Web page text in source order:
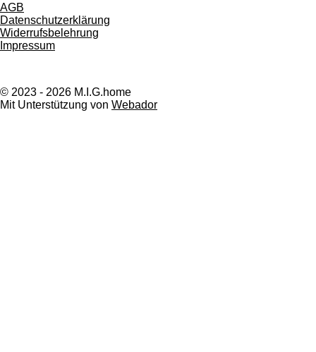
AGB
Datenschutzerklärung
Widerrufsbelehrung
Impressum
© 2023 - 2026 M.I.G.home
Mit Unterstützung von Webador